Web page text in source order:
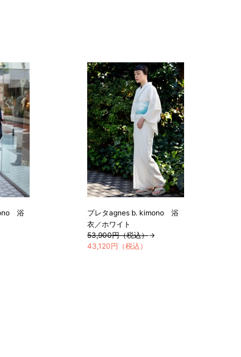
浴
プレタagnes b. kimono 浴
衣／ホワイト
53,900円（税込）→
43,120円（税込）